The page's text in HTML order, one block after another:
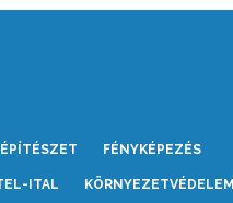
ÉPÍTÉSZET FÉNYKÉPEZÉS
ITAL KÖRNYEZETVÉDELEM